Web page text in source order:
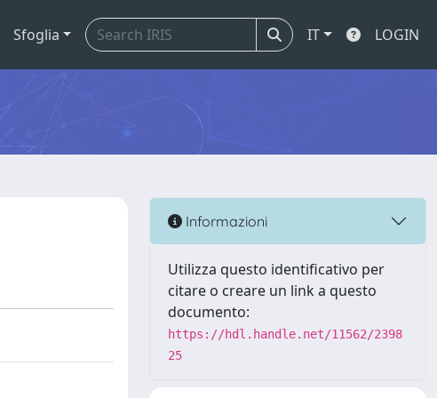
Sfoglia IT LOGIN
Informazioni
Utilizza questo identificativo per
citare o creare un link a questo
documento:
https://hdl.handle.net/11562/2398
25